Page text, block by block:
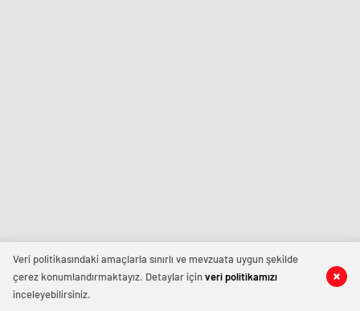
Veri politikasındaki amaçlarla sınırlı ve mevzuata uygun şekilde
çerez konumlandırmaktayız. Detaylar içinveri politikamızı
inceleyebilirsiniz.